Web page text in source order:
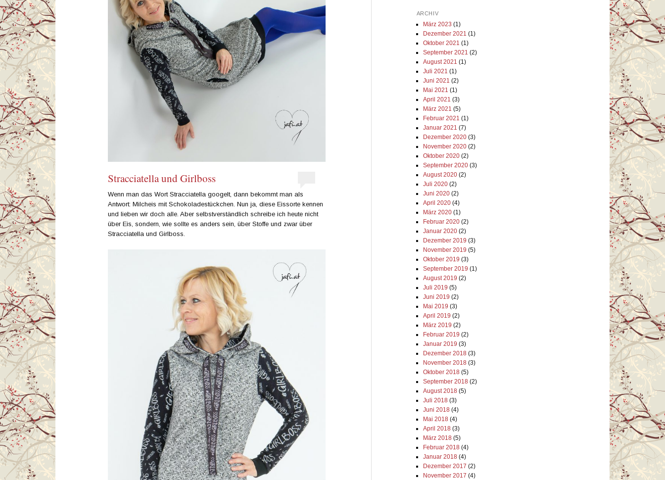
Stracciatella und Girlboss
Wenn man das Wort Stracciatella googelt, dann bekommt man als
Antwort: Milcheis mit Schokoladestückchen. Nun ja, diese Eissorte kennen
und lieben wir doch alle. Aber selbstverständlich schreibe ich heute nicht
über Eis, sondern, wie sollte es anders sein, über Stoffe und zwar über
Stracciatella und Girlboss.
ARCHIV
März 2023 (1)
Dezember 2021 (1)
Oktober 2021 (1)
September 2021 (2)
August 2021 (1)
Juli 2021 (1)
Juni 2021 (2)
Mai 2021 (1)
April 2021 (3)
März 2021 (5)
Februar 2021 (1)
Januar 2021 (7)
Dezember 2020(3)
November 2020(2)
Oktober 2020(2)
September 2020(3)
August 2020(2)
Juli 2020(2)
Juni 2020(2)
April 2020(4)
März 2020(1)
Februar 2020(2)
Januar 2020(2)
Dezember 2019 (3)
November 2019 (5)
Oktober 2019 (3)
September 2019 (1)
August 2019 (2)
Juli 2019 (5)
Juni 2019 (2)
Mai 2019 (3)
April 2019 (2)
März 2019 (2)
Februar 2019 (2)
Januar 2019 (3)
Dezember 2018(3)
November 2018(3)
Oktober 2018(5)
September 2018(2)
August 2018(5)
Juli 2018(3)
Juni 2018(4)
Mai 2018(4)
April 2018(3)
März 2018(5)
Februar 2018(4)
Januar 2018(4)
Dezember 2017 (2)
November 2017 (4)